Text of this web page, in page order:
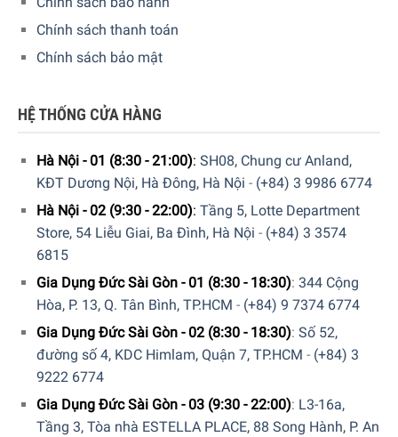
Máy Pha Cà Phê DeLonghi Magnifica ESAM 3500 Với Công
Bột cà phê luôn tươi mới
Hương vị của ly cà phê sau khi pha chế sẽ bị ảnh hưởng
trực tiếp bởi bột cà phê được xay như thế nào. Với hệ thống
Tubeless trên DeLonghi Magnifica ESAM 3500 giúp hạn
chế tối đa các bột cà phê bám lại trên hệ thống xay, vì vậy
ly cà phê luôn được pha chế từ bột cà phê mới xay.
Chính sách thanh toán
Chính sách bảo mật
HỆ THỐNG CỬA HÀNG
Hà Nội - 01 (8:30 - 21:00): SH08, Chung cư Anland,
KĐT Dương Nội, Hà Đông, Hà Nội - (+84) 3 9986 6774
Hà Nội - 02 (9:30 - 22:00): Tầng 5, Lotte Department
Store, 54 Liễu Giai, Ba Đình, Hà Nội - (+84) 3 3574
6815
Gia Dụng Đức Sài Gòn - 01 (8:30 - 18:30): 344 Cộng
Hòa, P. 13, Q. Tân Bình, TP.HCM - (+84) 9 7374 6774
Gia Dụng Đức Sài Gòn - 02 (8:30 - 18:30): Số 52,
đường số 4, KDC Himlam, Quận 7, TP.HCM - (+84) 3
9222 6774
Gia Dụng Đức Sài Gòn - 03 (9:30 - 22:00): L3-16a,
Tầng 3, Tòa nhà ESTELLA PLACE, 88 Song Hành, P. An